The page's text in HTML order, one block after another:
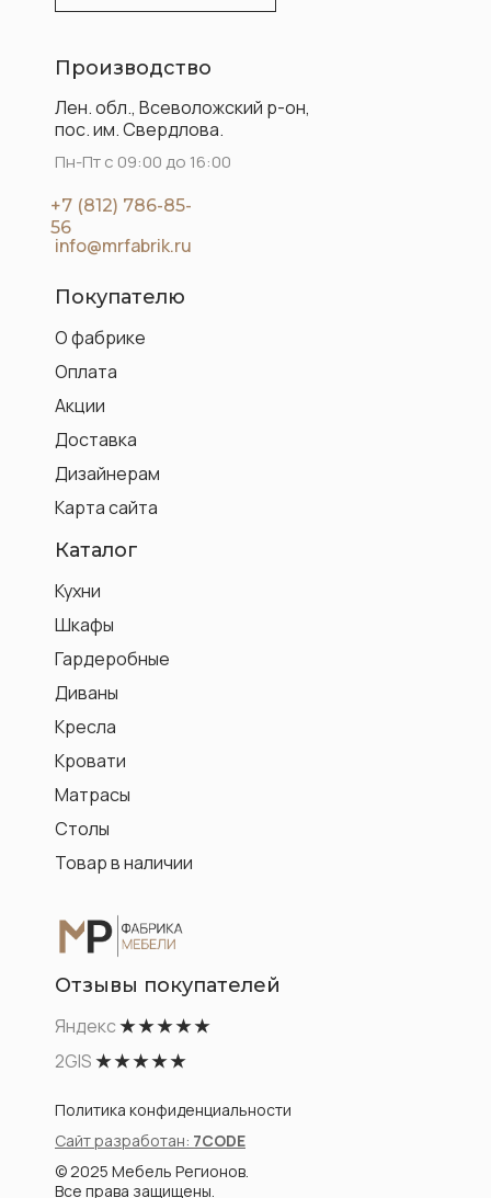
Политика конфиденциальности
© 2025 Мебель Регионов.
Все права защищены.
Акции
Оплата
Доставка
О фабрике
Производство
Покупателю
Каталог
Отзывы покупателей
Сайт разработан: 7CODE
+7 (812) 786-85-
56
Пн-Пт с 09:00 до 16:00
Карта сайта
Дизайнерам
Кресла
Кровати
Диваны
Шкафы
Гардеробные
Кухни
Лен. обл., Всеволожский р-он,
пос. им. Свердлова.
info@mrfabrik.ru
Яндекс★ ★ ★ ★ ★
2GIS★ ★ ★ ★ ★
Столы
Матрасы
Товар в наличии